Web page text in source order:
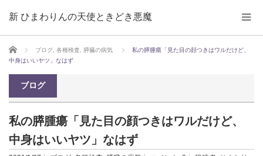
新 ひまわりんの天使ときどき悪魔
ホーム ブログ 各種検査 膵臓の病気
私の膵腫瘍「見た目の顔つきはワルだけど、
中身はいいヤツ」なはず
ブログ
私の膵腫瘍「見た目の顔つきはワルだけど、
中身はいいヤツ」なはず